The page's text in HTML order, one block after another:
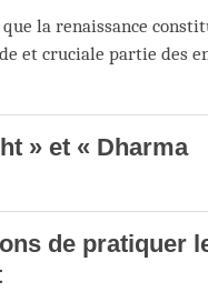
la renaissance
et cruciale partie des
» et « Dharma
de pratiquer